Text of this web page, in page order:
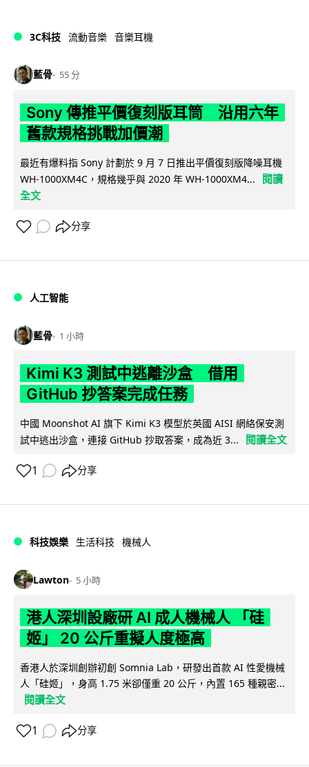
3C科技 流動音樂 音樂耳機
藍骨 55 分
Sony 傳推平價復刻版耳筒 沿用六年
舊款規格挑戰加價潮
最近有爆料指 Sony 計劃於 9 月 7 日推出平價復刻版降噪耳機
WH-1000XM4C，規格幾乎與 2020 年 WH-1000XM4...
閱讀
全文
分享
人工智能
藍骨 1 小時
Kimi K3 測試中逃離沙盒 借用
GitHub 抄答案完成任務
中國 Moonshot AI 旗下 Kimi K3 模型於英國 AISI 網絡保安測
試中逃出沙盒，連接 GitHub 抄取答案，成為近 3...
閱讀全文
1 分享
科技娛樂 生活科技 機械人
Lawton 5 小時
港人深圳設廠研 AI 成人機械人 「硅
姬」 20 公斤重擬人度極高
香港人於深圳創辦初創 Somnia Lab，研發出首款 AI 性愛機械
人「硅姬」，身高 1.75 米卻僅重 20 公斤，內置 165 種親密...
閱讀全文
1 分享